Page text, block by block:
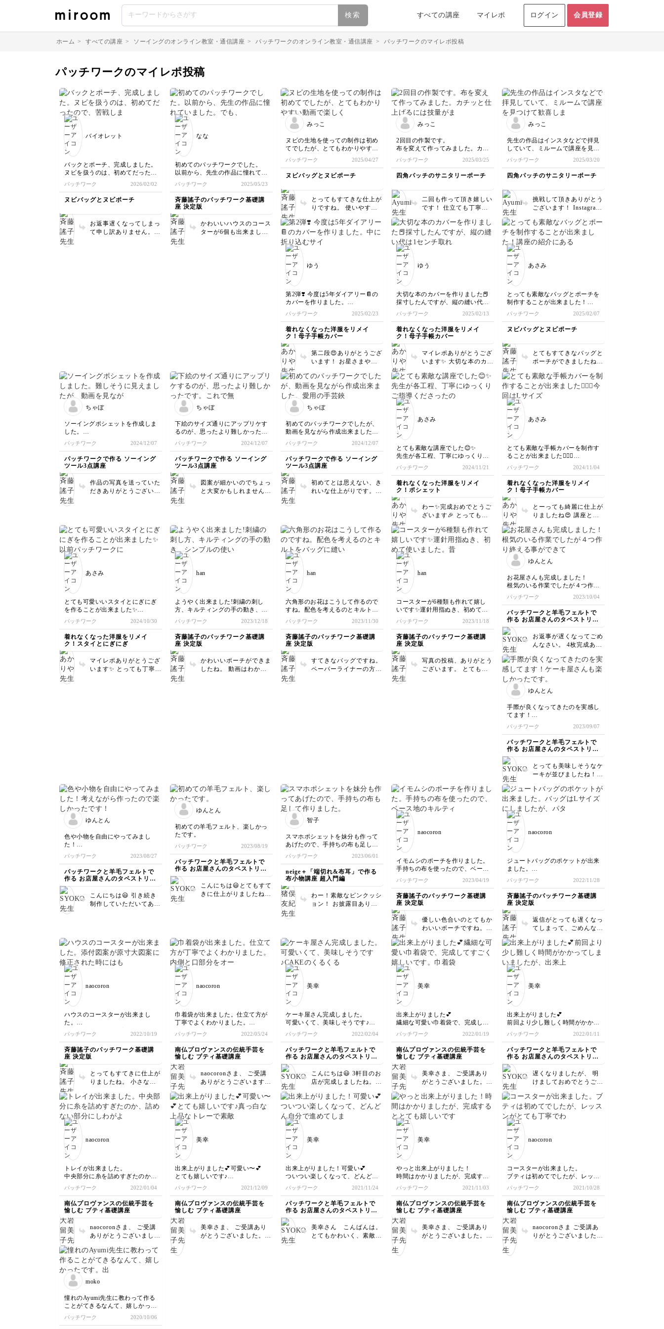
検索 すべての講座 マイレポ ログイン 会員登録
ホーム > すべての講座 > ソーイングのオンライン教室・通信講座 > パッチワークのオンライン教室・通信講座 > パッチワークのマイレポ投稿
パッチワークのマイレポ投稿
バイオレット
バックとポーチ、完成しました。
ヌビを扱うのは、初めてだったの
で、苦戦しましたが、可愛いのが
出来たので、嬉しいです。
パッチワーク 2026/02/02
ヌビバッグとヌビポーチ
お返事遅くなってしまっ
て申し訳ありません。
なな
初めてのパッチワークでした。
以前から、先生の作品に憧れてい
ました。でも、一人では、なかな
か手を出せず本を眺めてはため
息…でした。笑
今回キットにチャレンジしまし
動画で、先生の手元を拝見して
は、なるほどと納得したりすごく
勉強になりました。また、いろい
ろ楽しくチャレンジしたいです♪
パッチワーク 2025/05/23
斉藤謠子のパッチワーク基礎講
座 決定版
かわいいハウスのコース
ターが6個も出来ました
みっこ
ヌビの生地を使っての制作は初め
てでしたが、とてもわかりやすい
動画で楽しく制作することができ
ました。ありがとうございまし
た。
パッチワーク 2025/04/27
ヌビバッグとヌビポーチ
とってもすてきな仕上が
りですね。 使いやすい
ださいね。
みっこ
2回目の作製です。
布を変えて作ってみました。カチ
ッと仕上げるには技量がまだまだ
足りないなぁと思いつつも、2回
目なので、スムーズに作製できま
した。
パッチワーク 2025/03/25
四角パッチのサニタリーポーチ
二回も作って頂き嬉しい
です！ 仕立ても丁寧だ
ですね^ ^ 楽しんで頂け
て光栄です。 ありがと
うございます♪
みっこ
先生の作品はインスタなどで拝見
していて、ミルームで講座を見つ
けて歓喜しました！
ヘリンボーンステッチは初めてだ
ったので慣れるまで苦戦しました
が、楽しくチャレンジできまし
いました。
パッチワーク 2025/03/20
四角パッチのサニタリーポーチ
挑戦して頂きありがとう
ございます！ Instagram
いです。 ステッチも綺
麗に揃っていて、お花が
が大人っぽい素敵なポー
て下さいませ。
ゆう
第2弾❣️ 今度は5年ダイアリー📔の
カバーを作りました。
中に折り込むサイズを間違ってし
まい残念😢
でも、プレゼントした人は喜んで
使ってくれています😊
パッチワーク 2025/02/23
着れなくなった洋服をリメイ
ク！母子手帳カバー
第二段😍ありがとうござ
います！ お星さまや可
クして、物語りのような
作品になりましたね🌟
世界に一つのカバーの贈
り物に、受け取られた方
も喜ばれたことと思いま
す☺️ 心温まる素敵なレ
ポートありがとうござい
ます💓
ゆう
大切な本のカバーを作りました📕
採寸したんですが、縦の縫い代は
1センチ取れず端ミシンなしです
接着芯も貼っているので、フワッ
としていい感じです😊
パッチワーク 2025/02/13
着れなくなった洋服をリメイ
ク！母子手帳カバー
マイレポありがとうござ
います✨ 大切な本のカバ
も嬉しいです！ 採寸が
難しかったかもしれませ
んが、とても綺麗に仕上
リハリもあって素敵です
と素敵なひとときを過ご
してくださいね☺️ ご受
✨
あさみ
とっても素敵なバッグとポーチを
制作することが出来ました！
講座の紹介にある通り、軽くて柔
らかいのに
しっかりした作りのある作品が出
ビックリしました😊
お気に入りの手芸用品を入れて持
ち歩きたいと思います😌
手縫いやミシン、バイアステープ
のつけ方など学べ、スキルアップ
出来ました🙇‍♀️✨
制作過程も楽しく、出来上がりも
大満足です！ありがとうございま
す🙇‍♀️✨
色違いのキットも購入したので、
そちらはプレゼント用に制作した
いと思います😊
パッチワーク 2025/02/07
ヌビバッグとヌビポーチ
とてもすてきなバッグと
ポーチができましたね。
ますよね。色違いもぜひ
楽しく作ってください
ね。
ちゃぼ
ソーイングポシェットを作成しま
した。
難しそうに見えましたが、動画を
見ながらなら作れます。
手芸用だけでなく、ペンやメモ
帳、スマホ等を入れて仕事でも活
パッチワーク 2024/12/07
パッチワークで作る ソーイング
ツール3点講座
作品の写真を送っていた
だきありがとうございま
だけですと、ちょっとわ
かりにくいかもしれませ
んが動画があるとしっか
り理屈がつかめますよ
ちゃぼ
下絵のサイズ通りにアップリケす
るのが、思ったより難しかったで
す。
これで無くしやすい針の管理もバ
ッチリです。
パッチワーク 2024/12/07
パッチワークで作る ソーイング
ツール3点講座
図案が細かいのでちょっ
と大変かもしれません
ちゃぼ
初めてのパッチワークでしたが、
動画を見ながら作成出来ました。
愛用の手芸鋏にサイズもピッタリ
でした。
パッチワーク 2024/12/07
パッチワークで作る ソーイング
ツール3点講座
初めてとは思えない、き
れいな仕上がりです。こ
あさみ
とても素敵な講座でした😊✨
先生が各工程、丁寧にゆっくりご
指導くださったので迷うことなく
最後まで仕上げることが出来まし
た！！😊
もっと綺麗に、今度は慌てずゆっ
くり確実に仕上げたいので、２作
目もトライします🙇‍♀️✨
布合わせなど、先生のお話を参考
に
自宅にある端切れを切って並べて
みたり、
手芸店で端切れコーナーをみてみ
たりしています😌
パッチワークの布小物の楽しさを
教えてくださり本当にありがとう
ございます😊✨
パッチワーク 2024/11/21
着れなくなった洋服をリメイ
ク！ポシェット
わー✨完成おめでとうご
ざいます🎉 とっても可
気よく最後まで受講くだ
さり、こちらこそありが
とうございます✨ これか
に仕上がってると思いま
また違った楽しみがある
と思います☺️
あさみ
とても素敵な手帳カバーを制作す
ることが出来ました🙇‍♀️✨
今回はLサイズです😊外側も中側
もすごく可愛いです！
り、とても参考になりました✨
いつも余った布生地はもったいな
いなぁと思いながらも、使い道が
無いので残すことはしていません
でしたが、
これからは
たくさん残して先生の講座を参考
に、色々作ってみたいと思います
🙇‍♀️✨
素敵な講座をお届けくださりあり
がとうございます😊✨
パッチワーク 2024/11/04
着れなくなった洋服をリメイ
ク！母子手帳カバー
とーっても綺麗に仕上が
りましたね😍 講座と同
ももちろん良いのですが
手元に集まった生地を使
ったり、 ご自身がとき
めく組み合わせで オリ
ジナルの作品を作ったも
らえたらなぁという思い
で解説したので そう言
いです✨ サイズを調整す
ればブックカバーなどに
も応用できますので、
楽しみながら色々作って
みてくださいね☺️
あさみ
とても可愛いいスタイとにぎにぎ
を作ることが出来ました✨
以前パッチワークに挑戦しました
が
イマイチ繋ぎ方が分からず
離れていましたが…
先生の講座では、すごく丁寧に教
えていただけたので
パッチワーク 2024/10/30
着れなくなった洋服をリメイ
ク！スタイとにぎにぎ
マイレポありがとうござ
います✨ とっても丁寧
han
ようやく出来ました!刺繍の刺し
方、キルティングの手の動き、シ
ンブルの使い方、糸の始末など動
画でとてもわかりやすかったで
す。今回先生の講座を拝見してパ
ッチワークやってみよー！と急に
かなか楽しい。道具も揃ったので
もうしばらく続けようと思いま
す。ありがとうございました。
パッチワーク 2023/12/18
斉藤謠子のパッチワーク基礎講
座 決定版
かわいいポーチができま
したね。 動画はわかり
han
六角形のお花はこうして作るので
すね。配色を考えるのとキルトを
バッグに縫い付けるのが難しかっ
たです。出来上がったバッグはお
酒（四合瓶が３本入る）を保管し
てます♡
パッチワーク 2023/11/30
斉藤謠子のパッチワーク基礎講
座 決定版
すてきなバッグですね。
ペーパーライナーの方法
han
コースターが6種類も作れて嬉し
いです✨運針用指ぬき、初めて使
いました。昔、家庭科の教材につ
いてたのが裁縫箱の底でねむって
ました^^;何十年も経って使う日
が来ようとは〜パッチワークは楽
パッチワーク 2023/11/18
斉藤謠子のパッチワーク基礎講
座 決定版
写真の投稿、ありがとう
ございます。 とてもき
ゆんとん
お花屋さんも完成しました！
根気のいる作業でしたが４つ作り
終える事ができて良かったです。
パッチワーク 2023/10/04
パッチワークと羊毛フェルトで
作る お店屋さんのタペストリー
講座
お返事が遅くなってごめ
んなさい。 4枚完成あめ
気よく丁寧に仕上げてく
ださってとても嬉しく拝
見しました。 一つづつ
仕上がる毎に上達して、
とてものみこみがはやい
なあと感心しました。
これからも、機会があれ
戦してくださいね。
ゆんとん
手際が良くなってきたのを実感し
てます！
ケーキ屋さんも楽しかったです。
パッチワーク 2023/09/07
パッチワークと羊毛フェルトで
作る お店屋さんのタペストリー
講座
とっても美味しそうなケ
ーキが並びましたね！丁
ありがとうございます。
この調子で、いろんなも
のにチャレンジしてみて
ゆんとん
色や小物を自由にやってみまし
た！
考えながら作ったので楽しかった
です！
パッチワーク 2023/08/27
パッチワークと羊毛フェルトで
作る お店屋さんのタペストリー
講座
こんにちは😃 引き続き
制作していただいてあり
レンジして楽しんで頂け
たのが良くわかります！
楽しみながらどんどん作
品を制作して下さいね❗️
ゆんとん
初めての羊毛フェルト、楽しかっ
たです。
パッチワーク 2023/08/19
パッチワークと羊毛フェルトで
作る お店屋さんのタペストリー
講座
こんにちは😃とてもすて
きに仕上がりましたね！
智子
スマホポシェットを妹分も作って
あげたので、手持ちの布も足して
作りました。とても可愛いピンク
ッションが完成して早速使ってい
ます。
最近、お気に入りの布を見つけて
て、先生が昨年作られたyoutube
を拝見しています。服なんて作っ
たことがないので、作れるかな
ー？失敗しないかなー？と。。ま
があるといいなぁ なんて思って
います。^^;裏地なし、裏地あ
り、ポケット付き、両方作ってみ
たいです。こちらの講座なら、バ
ッグたちのように、超初心者の私
でもなんとか完成できるので
は？？と。。(^^;;いつか、でいい
のでご検討下さいませ。
パッチワーク 2023/06/01
neige＋「端切れ&布耳」で作る
布小物講座 超入門編
わー！素敵なピンクッシ
ョン！ お披露目ありが
後の参考にさせていただ
きます！
naocoron
イモムシのポーチを作りました。
手持ちの布を使ったので、ベース
地のキルティングラインを変えま
した。
パッチワーク 2023/04/19
斉藤謠子のパッチワーク基礎講
座 決定版
優しい色合いのとてもか
わいいポーチですね。写
す。 大切に使ってくだ
さいね。
naocoron
ジュートバッグのポケットが出来
ました。
バッグはLサイズにしましたが、
パターンが華やかなのでポケット
は大きくしませんでした。
パッチワーク 2022/11/28
斉藤謠子のパッチワーク基礎講
座 決定版
返信がとっても遅くなっ
てしまって、ごめんなさ
がついて、オリジナルの
バッグができましたね。
大切に使ってください
naocoron
ハウスのコースターが出来まし
た。
添付図案が原寸大図案に修正され
た時にはもう作り始めていたの
で、そのまま全部小さく作りまし
た。小さいのも可愛いです。
パッチワーク 2022/10/19
斉藤謠子のパッチワーク基礎講
座 決定版
とってもすてきに仕上が
りましたね。 小さなピ
ますが、ピースワークも
正確にきちんとできてい
ます。どのハウスもかわ
ね。 ポーチやタペスト
naocoron
巾着袋が出来ました。仕立て方が
丁寧でよくわかりました。
内側と口部分をオーガンジーの布
にしても素敵かな、と思うので、
今度作ってみます。
パッチワーク 2022/05/24
南仏プロヴァンスの伝統手芸を
愉しむ ブティ基礎講座
naocoronさま、 ご受講
ありがとうございます。
綺麗ですしコーディング
もちょうど良い感じで
す。今回の講座では綺麗
てフリクションペンを使
工程を入れました。面倒
な作業だったと思いま
ーを使うと繊細な感じに
なると思います。 完成
したら見せて下さいね。
美幸
ケーキ屋さん完成しました。
可愛いくて、美味しそうです♪
CAKEのくるくると丸くなった文
字の刺繍がすごく可愛いくて大好
きです。
先生ありがとうございます😊
パッチワーク 2022/02/04
パッチワークと羊毛フェルトで
作る お店屋さんのタペストリー
講座
こんにちは😃 3軒目のお
店が完成しましたね。だ
て素晴らしい出来栄えで
す❣️ ケーキの細かいとこ
ろも上手にできてます
どに、ワンポイントで刺
美幸
出来上がりました💕
繊細な可愛い巾着袋で、完成して
すごく嬉しいです。
巾着袋の仕立て方が学べたので、
また作ってみようと思います。
先生、ありがとうございます😊
ります。
パッチワーク 2022/01/19
南仏プロヴァンスの伝統手芸を
愉しむ ブティ基礎講座
美幸さま、 ご受講あり
がとうございました。図
共に綺麗です。巾着の仕
立てもフンワリとして良
い感じです。巾着の仕立
の可愛いプリント生地で
美幸
出来上がりました💕
前回より少し難しく時間がかかっ
てしまいましたが、出来上がると
可愛くて嬉しいです。次のレッス
ンも楽しみにしております。
パッチワーク 2022/01/11
パッチワークと羊毛フェルトで
作る お店屋さんのタペストリー
講座
遅くなりましたが、 明
けましておめでとうござ
ク楽しんでくださいね！
今回のカフェもとても素
敵にかわいくできました
が、うまく細くさせてい
チクチク楽しんでくださ
いね ほ
naocoron
トレイが出来ました。
中央部分に糸を詰めすぎたのか、
詰めない部分にしわがよってしま
い、きれいな長方形になりません
でしたが、何とか形になりまし
た。
パッチワーク 2022/01/04
南仏プロヴァンスの伝統手芸を
愉しむ ブティ基礎講座
naocoronさま、 ご受講
ありがとうございまし
らなかったと言う事です
が素敵に仕上がっていま
すよ。 詰め糸はコーデ
ィングしようと思うと想
てしまいます。 お花、
葉の部分は少なめに入れ
て様子を見ながら足すよ
うにして下さい。指でさ
美幸
出来上がりました💕可愛い〜💕
とても嬉しいです♪
真っ白な上品なトレーで素敵です
先生ありがとうございます
パッチワーク 2021/12/09
南仏プロヴァンスの伝統手芸を
愉しむ ブティ基礎講座
美幸さま、 ご受講あり
がとうございました。
美幸
出来上がりました！可愛い💕
ついつい楽しくなって、どんどん
自分で進めてしまい、キルト芯を
貼る前に刺繍してしまいました。
しかもアウトラインステッチで
😆
次は、ちゃんと最後まで動画を見
てから頑張ります。
パッチワーク 2021/11/24
パッチワークと羊毛フェルトで
作る お店屋さんのタペストリー
講座
美幸さん こんばんは。
とてもかわいく、素敵に
美幸
やっと出来上がりました！
時間はかかりましたが、完成する
と
とても嬉しいです。とても分かり
やすいレッスン動画で、先生に感
謝致します。次のレッスンも楽し
パッチワーク 2021/11/03
南仏プロヴァンスの伝統手芸を
愉しむ ブティ基礎講座
美幸さま、 ご受講あり
がとうございました。1
naocoron
コースターが出来ました。
ブティは初めてでしたが、レッス
ンがとても丁寧でわかりやすく、
楽しく製作出来ました。
パッチワーク 2021/10/28
南仏プロヴァンスの伝統手芸を
愉しむ ブティ基礎講座
naocoronさま ご受講あ
りがとうございました。
moko
憧れのAyumi先生に教わって作る
ことがてきるなんて、嬉しかった
です。出来上がりは、ちょっとア
レレってところもありますが…
パッチワーク 2020/10/06